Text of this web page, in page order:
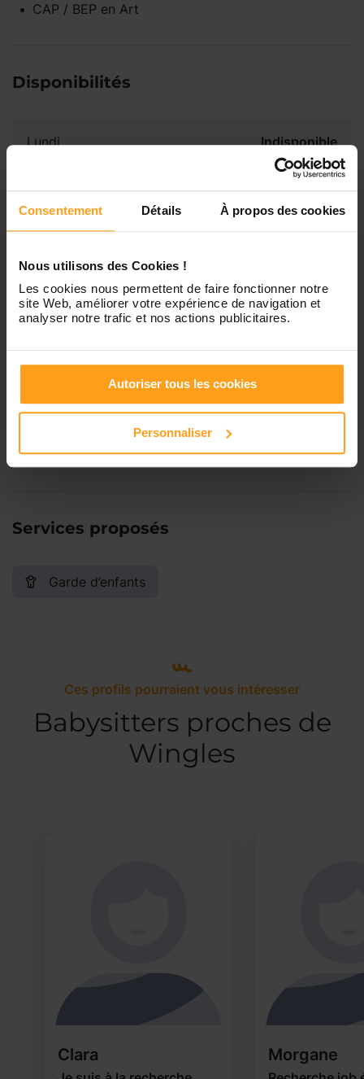
Consentement Détails À propos des cookies
Nous utilisons des Cookies !
Les cookies nous permettent de faire fonctionner notre
site Web, améliorer votre expérience de navigation et
analyser notre trafic et nos actions publicitaires.
Autoriser tous les cookies
Personnaliser
CAP / BEP en Art
Disponibilités
Lundi Indisponible
Mardi Disponible de 00:00 à 00:00
Jeudi Disponible de 00:00 à 00:00
Vendredi Disponible de 00:00 à 00:00
Dimanche Disponible de 00:00 à 00:00
disponibilités de Mylene ?
Contactez-nous
Services proposés
Garde d’enfants
Ces profils pourraient vous intéresser
Babysitters proches de
Wingles
Clara Morgane